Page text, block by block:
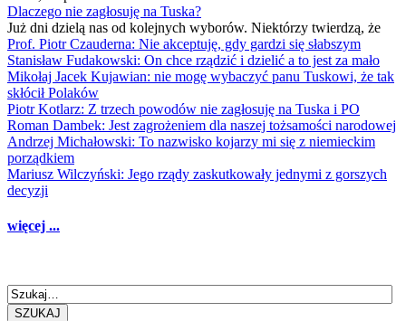
Dlaczego nie zagłosuję na Tuska?
Już dni dzielą nas od kolejnych wyborów. Niektórzy twierdzą, że
Prof. Piotr Czauderna: Nie akceptuję, gdy gardzi się słabszym
Stanisław Fudakowski: On chce rządzić i dzielić a to jest za mało
Mikołaj Jacek Kujawian: nie mogę wybaczyć panu Tuskowi, że tak
skłócił Polaków
Piotr Kotlarz: Z trzech powodów nie zagłosuję na Tuska i PO
Roman Dambek: Jest zagrożeniem dla naszej tożsamości narodowej
Andrzej Michałowski: To nazwisko kojarzy mi się z niemieckim
porządkiem
Mariusz Wilczyński: Jego rządy zaskutkowały jednymi z gorszych
decyzji
więcej ...
SZUKAJ